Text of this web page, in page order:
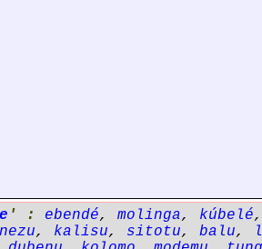
' : ebendé, molinga, kúbelé
, kalisu, sitotu, balu,